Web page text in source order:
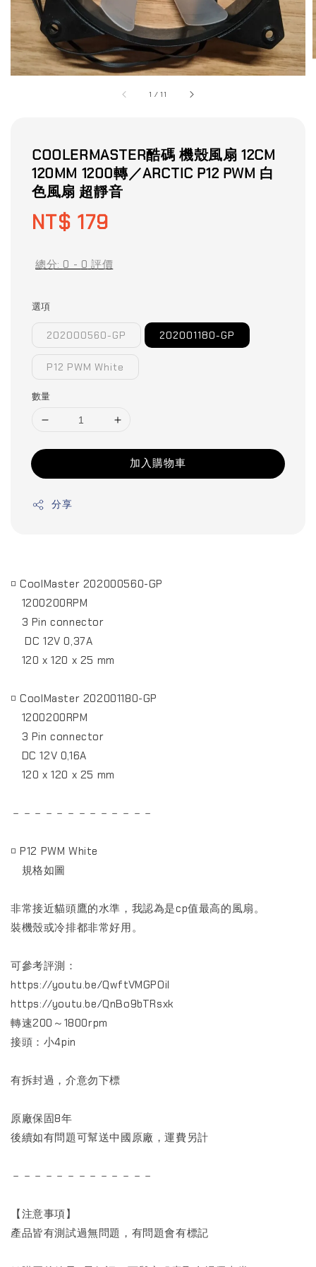
1 /11
COOLERMASTER酷碼 機殼風扇 12CM
120MM 1200轉／ARCTIC P12 PWM 白
色風扇 超靜音
Regular
NT$ 179
總分: 0 - 0 評價
選項
202000560-GP 202001180-GP
P12 PWM White
數量
加入購物車
分享
◽ CoolMaster 202000560-GP
1200200RPM
3 Pin connector
DC 12V 0,37A
120 x 120 x 25 mm
◽ CoolMaster 202001180-GP
1200200RPM
3 Pin connector
DC 12V 0,16A
120 x 120 x 25 mm
－－－－－－－－－－－－－
◽ P12 PWM White
規格如圖
非常接近貓頭鷹的水準，我認為是cp值最高的風扇。
裝機殼或冷排都非常好用。
可參考評測：
https://youtu.be/QwftVMGPOiI
https://youtu.be/QnBo9bTRsxk
轉速200～1800rpm
接頭：小4pin
有拆封過，介意勿下標
原廠保固8年
後續如有問題可幫送中國原廠，運費另計
－－－－－－－－－－－－－
【注意事項】
產品皆有測試過無問題，有問題會有標記